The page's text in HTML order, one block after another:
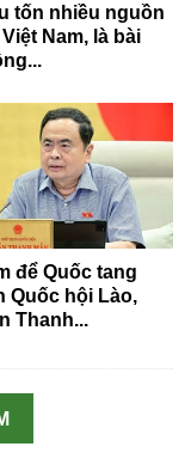
tốn nhiều nguồn
Nam, là bài
để Quốc tang
Quốc hội Lào,
Thanh...